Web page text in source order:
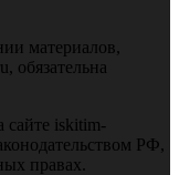
материалов,
обязательна
сайте iskitim-
РФ,
правах.